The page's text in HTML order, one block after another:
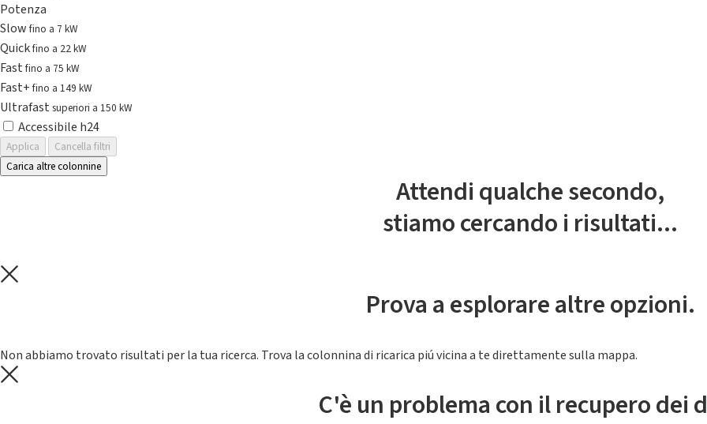
Potenza
Slowfino a 7 kW
Quickfino a 22 kW
Fastfino a 75 kW
Fast+fino a 149 kW
Ultrafast superiori a 150 kW
Accessibile h24
Applica
Cancella filtri
Carica altre colonnine
Attendi qualche secondo,
stiamo cercando i risultati...
Prova a esplorare altre opzioni.
Non abbiamo trovato risultati per la tua ricerca. Trova la colonnina di ricarica piú vicina a te direttamente sulla mappa.
C'è un problema con il recupero dei